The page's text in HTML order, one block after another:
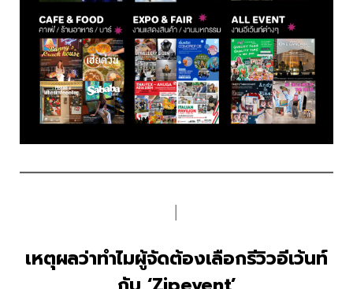
เหตุผลว่าทำไมผู้จัดต้องเลือกรีวิวอีเว้นท์